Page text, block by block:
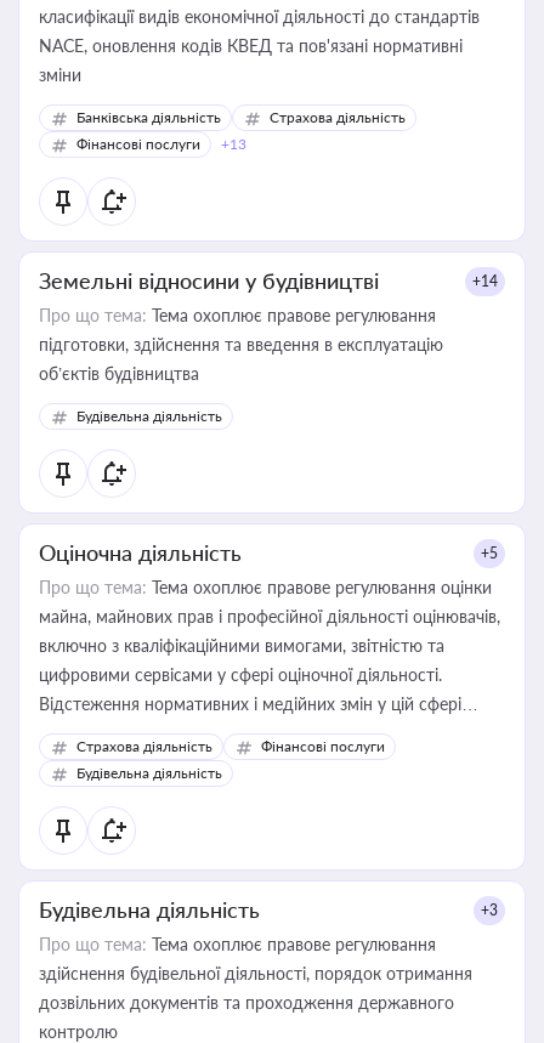
класифікації видів економічної діяльності до стандартів
NACE, оновлення кодів КВЕД та пов'язані нормативні
зміни
Банківська діяльність
Страхова діяльність
Фінансові послуги
+13
Земельні відносини у будівництві +14
Про що тема: Тема охоплює правове регулювання
підготовки, здійснення та введення в експлуатацію
об’єктів будівництва
Будівельна діяльність
Оціночна діяльність +5
Про що тема: Тема охоплює правове регулювання оцінки
майна, майнових прав і професійної діяльності оцінювачів,
включно з кваліфікаційними вимогами, звітністю та
цифровими сервісами у сфері оціночної діяльності.
Відстеження нормативних і медійних змін у цій сфері
корисне для власника бізнесу, керівника, юриста або
бухгалтера під час оподаткування, приватизації, оренди
державного майна, корпоративних угод і перевірки
статусу суб'єктів оціночної діяльності
Страхова діяльність
Фінансові послуги
Будівельна діяльність
Будівельна діяльність +3
Про що тема: Тема охоплює правове регулювання
здійснення будівельної діяльності, порядок отримання
дозвільних документів та проходження державного
контролю